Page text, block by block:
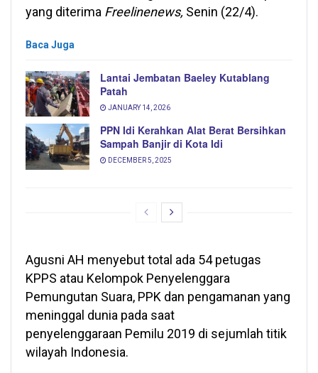
yang diterima Freelinenews, Senin (22/4).
Baca Juga
Lantai Jembatan Baeley Kutablang
Patah
JANUARY 14, 2026
PPN Idi Kerahkan Alat Berat Bersihkan
Sampah Banjir di Kota Idi
DECEMBER 5, 2025
Agusni AH menyebut total ada 54 petugas
KPPS atau Kelompok Penyelenggara
Pemungutan Suara, PPK dan pengamanan yang
meninggal dunia pada saat
penyelenggaraan Pemilu 2019 di sejumlah titik
wilayah Indonesia.